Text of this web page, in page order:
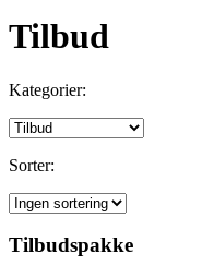
Tilbud
Kategorier:
Sorter:
Tilbudspakke